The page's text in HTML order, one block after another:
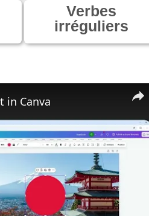
Verbes
irréguliers
in Canva